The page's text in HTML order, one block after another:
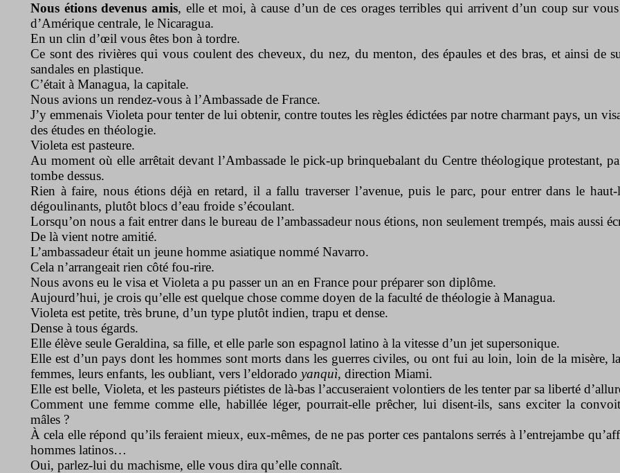
Nous étions devenus amis, elle et moi, à cause d’un de ces orages terribles qui arrivent d’un coup sur
d’Amérique centrale, le Nicaragua.
En un clin d’œil vous êtes bon à tordre.
Ce sont des rivières qui vous coulent des cheveux, du nez, du menton, des épaules et des bras, et ainsi de
sandales en plastique.
C’était à Managua, la capitale.
Nous avions un rendez-vous à l’Ambassade de France.
J’y emmenais Violeta pour tenter de lui obtenir, contre toutes les règles édictées par notre charmant pays, un
des études en théologie.
Violeta est pasteure.
Au moment où elle arrêtait devant l’Ambassade le pick-up brinquebalant du Centre théologique protestant,
tombe dessus.
Rien à faire, nous étions déjà en retard, il a fallu traverser l’avenue, puis le parc, pour entrer dans le
dégoulinants, plutôt blocs d’eau froide s’écoulant.
Lorsqu’on nous a fait entrer dans le bureau de l’ambassadeur nous étions, non seulement trempés, mais aussi
De là vient notre amitié.
L’ambassadeur était un jeune homme asiatique nommé Navarro.
Cela n’arrangeait rien côté fou-rire.
Nous avons eu le visa et Violeta a pu passer un an en France pour préparer son diplôme.
Aujourd’hui, je crois qu’elle est quelque chose comme doyen de la faculté de théologie à Managua.
Violeta est petite, très brune, d’un type plutôt indien, trapu et dense.
Dense à tous égards.
Elle élève seule Geraldina, sa fille, et elle parle son espagnol latino à la vitesse d’un jet supersonique.
Elle est d’un pays dont les hommes sont morts dans les guerres civiles, ou ont fui au loin, loin de la misère,
femmes, leurs enfants, les oubliant, vers l’eldorado yanquì, direction Miami.
Elle est belle, Violeta, et les pasteurs piétistes de là-bas l’accuseraient volontiers de les tenter par sa liberté
Comment une femme comme elle, habillée léger, pourrait-elle prêcher, lui disent-ils, sans exciter la
mâles ?
À cela elle répond qu’ils feraient mieux, eux-mêmes, de ne pas porter ces pantalons serrés à l’entrejambe
hommes latinos…
Oui, parlez-lui du machisme, elle vous dira qu’elle connaît.